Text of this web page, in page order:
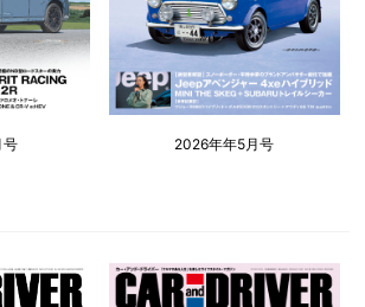
号 2026年年5月号